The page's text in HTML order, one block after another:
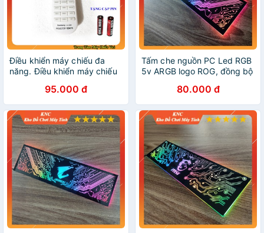
Điều khiển máy chiếu đa
năng. Điều khiển máy chiếu
cho các máy chiếu hiện nay.
95.000 đ
Tấm che nguồn PC Led RGB
5v ARGB logo ROG, đồng bộ
mạch điện vô cực
80.000 đ